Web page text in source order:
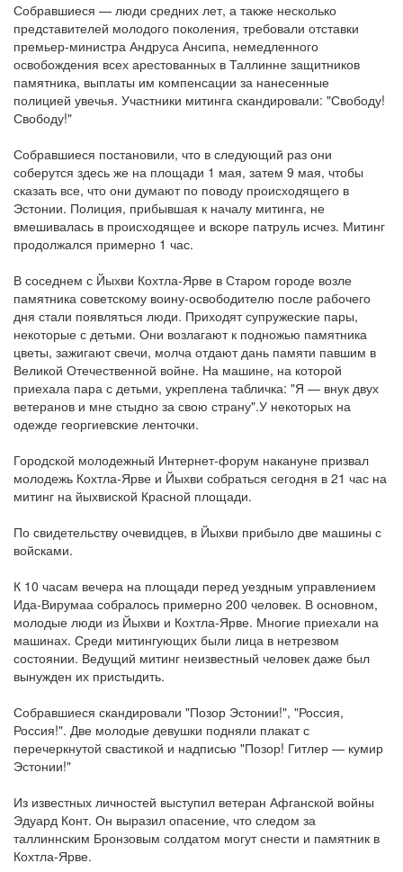
Собравшиеся — люди средних лет, а также несколько
представителей молодого поколения, требовали отставки
премьер-министра Андруса Ансипа, немедленного
освобождения всех арестованных в Таллинне защитников
памятника, выплаты им компенсации за нанесенные
полицией увечья. Участники митинга скандировали: "Свободу!
Свободу!"
Собравшиеся постановили, что в следующий раз они
соберутся здесь же на площади 1 мая, затем 9 мая, чтобы
сказать все, что они думают по поводу происходящего в
Эстонии. Полиция, прибывшая к началу митинга, не
вмешивалась в происходящее и вскоре патруль исчез. Митинг
продолжался примерно 1 час.
В соседнем с Йыхви Кохтла-Ярве в Старом городе возле
памятника советскому воину-освободителю после рабочего
дня стали появляться люди. Приходят супружеские пары,
некоторые с детьми. Они возлагают к подножью памятника
цветы, зажигают свечи, молча отдают дань памяти павшим в
Великой Отечественной войне. На машине, на которой
приехала пара с детьми, укреплена табличка: "Я — внук двух
ветеранов и мне стыдно за свою страну".У некоторых на
одежде георгиевские ленточки.
Городской молодежный Интернет-форум накануне призвал
молодежь Кохтла-Ярве и Йыхви собраться сегодня в 21 час на
митинг на йыхвиской Красной площади.
По свидетельству очевидцев, в Йыхви прибыло две машины с
войсками.
К 10 часам вечера на площади перед уездным управлением
Ида-Вирумаа собралось примерно 200 человек. В основном,
молодые люди из Йыхви и Кохтла-Ярве. Многие приехали на
машинах. Среди митингующих были лица в нетрезвом
состоянии. Ведущий митинг неизвестный человек даже был
вынужден их пристыдить.
Собравшиеся скандировали "Позор Эстонии!", "Россия,
Россия!". Две молодые девушки подняли плакат с
перечеркнутой свастикой и надписью "Позор! Гитлер — кумир
Эстонии!"
Из известных личностей выступил ветеран Афганской войны
Эдуард Конт. Он выразил опасение, что следом за
таллиннским Бронзовым солдатом могут снести и памятник в
Кохтла-Ярве.